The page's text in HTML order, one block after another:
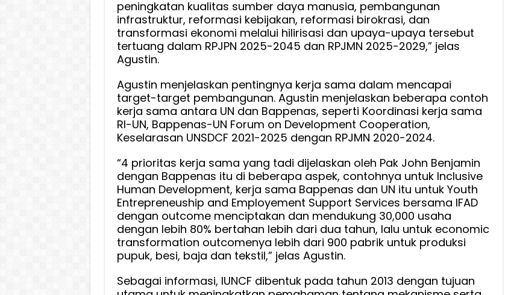
peningkatan kualitas sumber daya manusia, pembangunan
infrastruktur, reformasi kebijakan, reformasi birokrasi, dan
transformasi ekonomi melalui hilirisasi dan upaya-upaya tersebut
tertuang dalam RPJPN 2025-2045 dan RPJMN 2025-2029,” jelas
Agustin.
Agustin menjelaskan pentingnya kerja sama dalam mencapai
target-target pembangunan. Agustin menjelaskan beberapa contoh
kerja sama antara UN dan Bappenas, seperti Koordinasi kerja sama
RI-UN, Bappenas-UN Forum on Development Cooperation,
Keselarasan UNSDCF 2021-2025 dengan RPJMN 2020-2024.
“4 prioritas kerja sama yang tadi dijelaskan oleh Pak John Benjamin
dengan Bappenas itu di beberapa aspek, contohnya untuk Inclusive
Human Development, kerja sama Bappenas dan UN itu untuk Youth
Entrepreneuship and Employement Support Services bersama IFAD
dengan outcome menciptakan dan mendukung 30,000 usaha
dengan lebih 80% bertahan lebih dari dua tahun, lalu untuk economic
transformation outcomenya lebih dari 900 pabrik untuk produksi
pupuk, besi, baja dan tekstil,” jelas Agustin.
Sebagai informasi, IUNCF dibentuk pada tahun 2013 dengan tujuan